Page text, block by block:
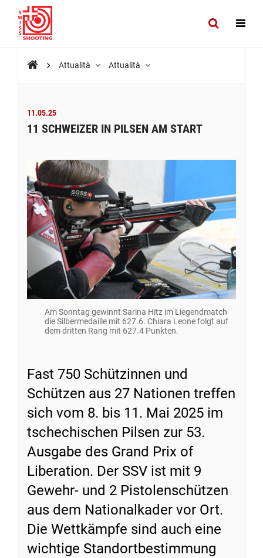
Attualità Attualità
11.05.25
11 SCHWEIZER IN PILSEN AM START
Am Sonntag gewinnt Sarina Hitz im Liegendmatch
die Silbermedaille mit 627.6. Chiara Leone folgt auf
dem dritten Rang mit 627.4 Punkten.
Fast 750 Schützinnen und
Schützen aus 27 Nationen treffen
sich vom 8. bis 11. Mai 2025 im
tschechischen Pilsen zur 53.
Ausgabe des Grand Prix of
Liberation. Der SSV ist mit 9
Gewehr- und 2 Pistolenschützen
aus dem Nationalkader vor Ort.
Die Wettkämpfe sind auch eine
wichtige Standortbestimmung